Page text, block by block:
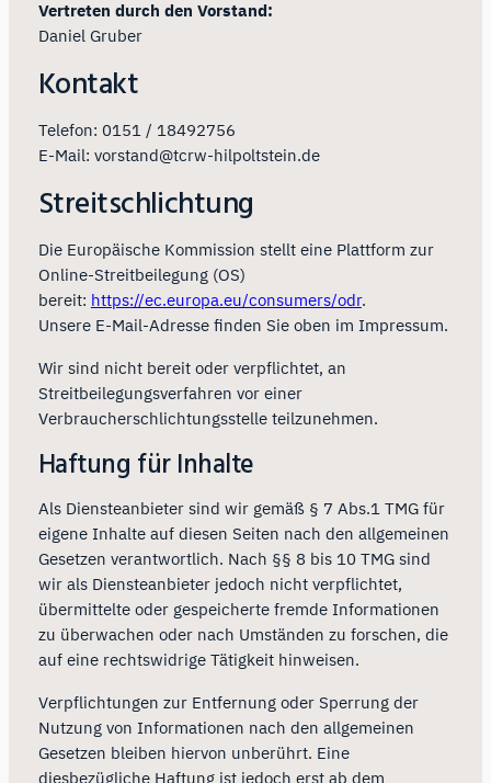
Vertreten durch den Vorstand:
Daniel Gruber
Kontakt
Telefon: 0151 / 18492756
E-Mail: vorstand@tcrw-hilpoltstein.de
Streitschlichtung
Die Europäische Kommission stellt eine Plattform zur
Online-Streitbeilegung (OS)
bereit: https://ec.europa.eu/consumers/odr.
Unsere E-Mail-Adresse finden Sie oben im Impressum.
Wir sind nicht bereit oder verpflichtet, an
Streitbeilegungsverfahren vor einer
Verbraucherschlichtungsstelle teilzunehmen.
Haftung für Inhalte
Als Diensteanbieter sind wir gemäß § 7 Abs.1 TMG für
eigene Inhalte auf diesen Seiten nach den allgemeinen
Gesetzen verantwortlich. Nach §§ 8 bis 10 TMG sind
wir als Diensteanbieter jedoch nicht verpflichtet,
übermittelte oder gespeicherte fremde Informationen
zu überwachen oder nach Umständen zu forschen, die
auf eine rechtswidrige Tätigkeit hinweisen.
Verpflichtungen zur Entfernung oder Sperrung der
Nutzung von Informationen nach den allgemeinen
Gesetzen bleiben hiervon unberührt. Eine
diesbezügliche Haftung ist jedoch erst ab dem